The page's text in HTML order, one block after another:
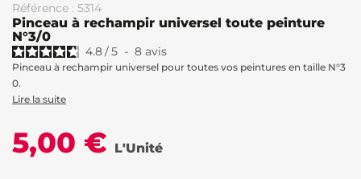
Référence : 5314
Pinceau à rechampir universel toute peinture
N°3/0
4.8/5 - 8 avis
Pinceau à rechampir universel pour toutes vos peintures en taille N°3
0.
Lire la suite
5,00 € L'Unité